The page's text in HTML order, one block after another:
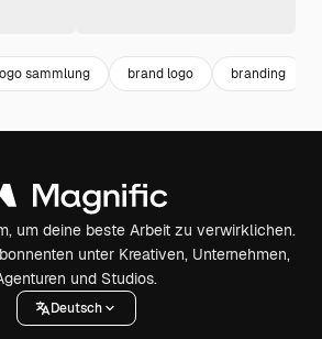
sammlung brand logo branding
um deine beste Arbeit zu verwirklichen.
unter Kreativen, Unternehmen,
und Studios.
Deutsch